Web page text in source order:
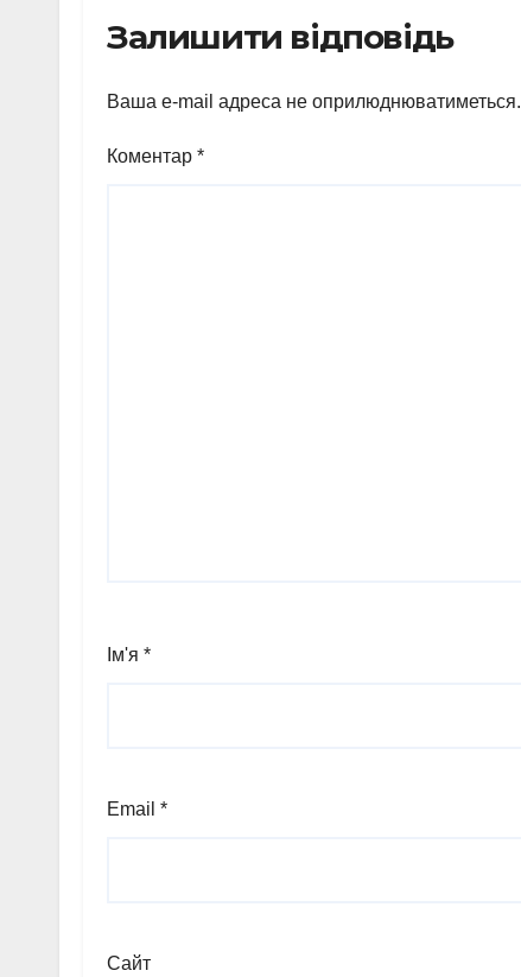
Залишити відповідь
Ваша e-mail адреса не оприлюднюватиметься.
Коментар *
Ім'я *
Email *
Сайт